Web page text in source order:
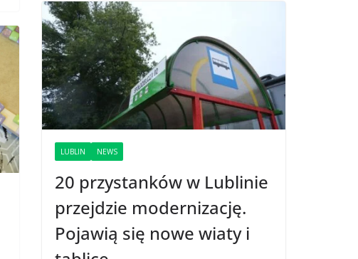
LUBLIN NEWS
20 przystanków w Lublinie
przejdzie modernizację.
Pojawią się nowe wiaty i